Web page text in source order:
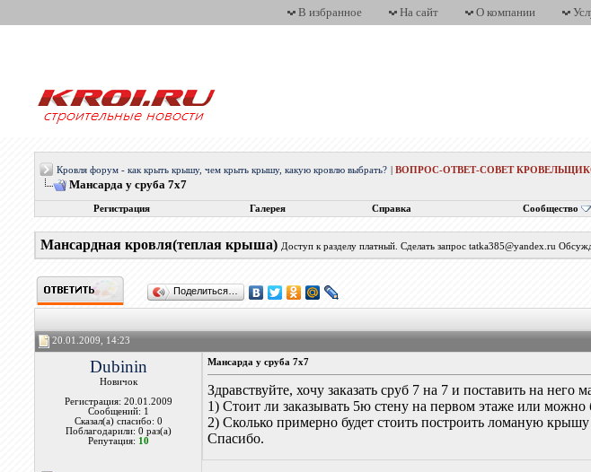
В избранное На сайт О компании
Кровля форум - как крыть крышу, чем крыть крышу, какую кровлю выбрать? |ВОПРОС-ОТВЕТ-СОВЕТ
Мансарда у сруба 7х7
Регистрация Галерея Справка Сообщество
Мансардная кровля(теплая крыша) Доступ к разделу платный. Сделать запрос tatka385@yandex.ru
Поделиться…
20.01.2009, 14:23
Dubinin
Новичок
Регистрация: 20.01.2009
Сообщений: 1
Сказал(а) спасибо: 0
Поблагодарили: 0 раз(а)
Репутация: 10
Мансарда у сруба 7х7
Здравствуйте, хочу заказать сруб 7 на 7 и поставить на
1) Стоит ли заказывать 5ю стену на первом этаже или можно
2) Сколько примерно будет стоить построить ломаную
Спасибо.